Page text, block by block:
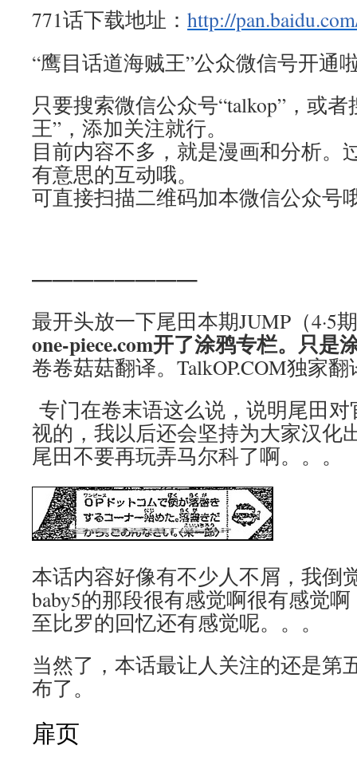
771话下载地址： http://
“鹰目话道海贼王”公众微信号开通
只要搜索微信公众号“talkop”，或
王”，添加关注就行。
目前内容不多，就是漫画和分析。
有意思的互动哦。
可直接扫描二维码加本微信公众号
————————
最开头放一下尾田本期JUMP（4·5
one-piece.com开了涂鸦专栏。只是
卷卷菇菇翻译。TalkOP.COM独家翻
专门在卷末语这么说，说明尾田
视的，我以后还会坚持为大家汉化
尾田不要再玩弄马尔科了啊。。。
本话内容好像有不少人不屑，我倒
baby5的那段很有感觉啊很有感觉
至比罗的回忆还有感觉呢。。。
当然了，本话最让人关注的还是第
布了。
扉页